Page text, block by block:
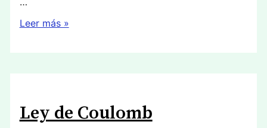
Electrización
Leer más »
Ley de Coulomb